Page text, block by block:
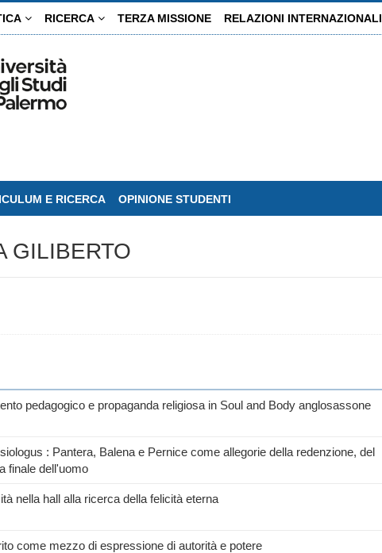
RICERCA TERZA MISSIONE RELAZIONI INTERNAZIONALI
E RICERCA OPINIONE STUDENTI
GILIBERTO
pedagogico e propaganda religiosa in Soul and Body anglosassone
: Pantera, Balena e Pernice come allegorie della redenzione, del
finale dell'uomo
nella hall alla ricerca della felicità eterna
come mezzo di espressione di autorità e potere